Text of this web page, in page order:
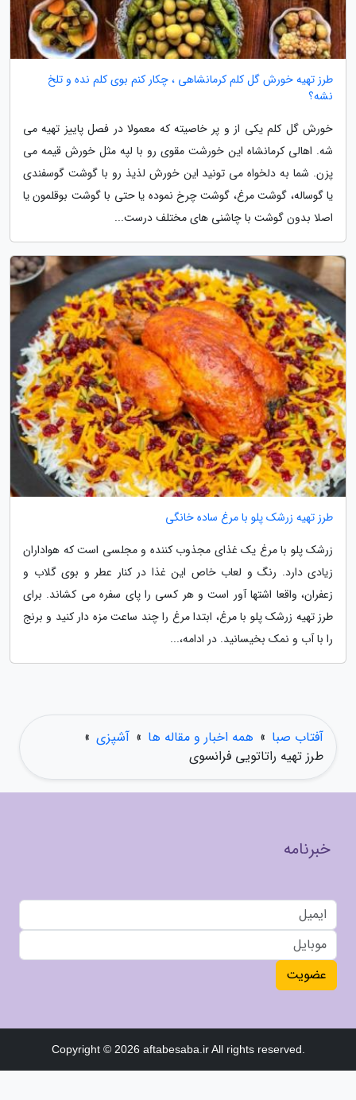
طرز تهیه خورش گل کلم کرمانشاهی ، چکار کنم بوی کلم نده و تلخ
نشه؟
خورش گل کلم یکی از و پر خاصیته که معمولا در فصل پاییز تهیه می
شه. اهالی کرمانشاه این خورشت مقوی رو با لپه مثل خورش قیمه می
پزن. شما به دلخواه می تونید این خورش لذیذ رو با گوشت گوسفندی
یا گوساله، گوشت مرغ، گوشت چرخ نموده یا حتی با گوشت بوقلمون یا
اصلا بدون گوشت با چاشنی های مختلف درست...
طرز تهیه زرشک پلو با مرغ ساده خانگی
زرشک پلو با مرغ یک غذای مجذوب کننده و مجلسی است که هواداران
زیادی دارد. رنگ و لعاب خاص این غذا در کنار عطر و بوی گلاب و
زعفران، واقعا اشتها آور است و هر کسی را پای سفره می کشاند. برای
طرز تهیه زرشک پلو با مرغ، ابتدا مرغ را چند ساعت مزه دار کنید و برنج
را با آب و نمک بخیسانید. در ادامه،...
آفتاب صبا » همه اخبار و مقاله ها » آشپزی »
طرز تهیه راتاتویی فرانسوی
خبرنامه
عضویت
Copyright © 2026 aftabesaba.ir All rights reserved.